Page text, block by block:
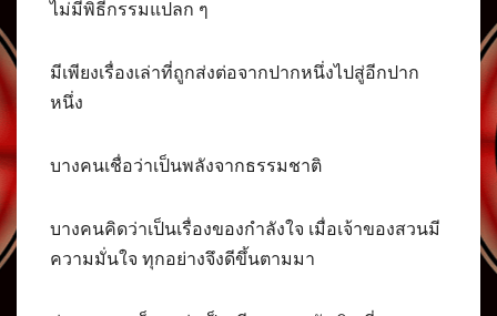
ไม่มีพิธีกรรมแปลก ๆ
มีเพียงเรื่องเล่าที่ถูกส่งต่อจากปากหนึ่งไปสู่อีกปาก
หนึ่ง
บางคนเชื่อว่าเป็นพลังจากธรรมชาติ
บางคนคิดว่าเป็นเรื่องของกำลังใจ เมื่อเจ้าของสวนมี
ความมั่นใจ ทุกอย่างจึงดีขึ้นตามมา